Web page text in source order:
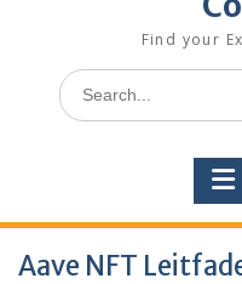
Find your
Search
for:
Aave NFT